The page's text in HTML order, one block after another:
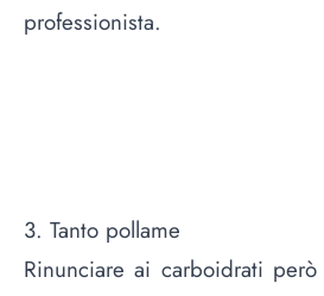
professionista.
3. Tanto pollame
Rinunciare ai carboidrati